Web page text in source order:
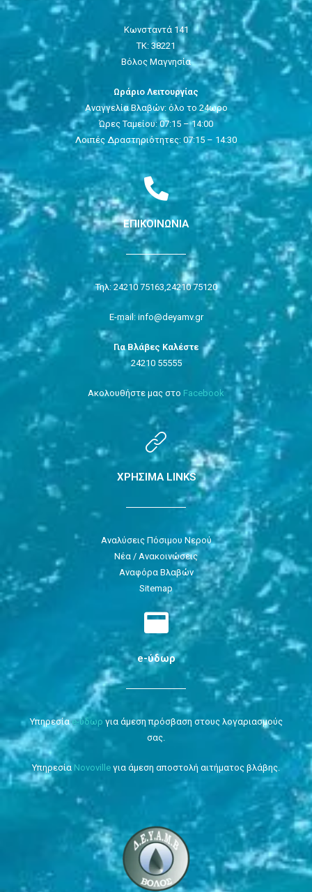
Κωνσταντά 141
ΤΚ: 38221
Βόλος Μαγνησία
Ωράριο Λειτουργίας
Αναγγελία Βλαβών: όλο το 24ωρο
Ώρες Ταμείου: 07:15 – 14:00
Λοιπές Δραστηριότητες: 07:15 – 14:30
ΕΠΙΚΟΙΝΩΝΙΑ
Τηλ: 24210 75163, 24210 75120
E-mail: info@deyamv.gr
Για Βλάβες Καλέστε
24210 55555
Ακολουθήστε μας στο Facebook
ΧΡΗΣΙΜΑ LINKS
Αναλύσεις Πόσιμου Νερού
Νέα / Ανακοινώσεις
Αναφόρα Βλαβών
Sitemap
e-ύδωρ
Υπηρεσίαe-ύδωρ για άμεση πρόσβαση στους λογαριασμούς
σας.
Υπηρεσία Novoville για άμεση αποστολή αιτήματος βλάβης.